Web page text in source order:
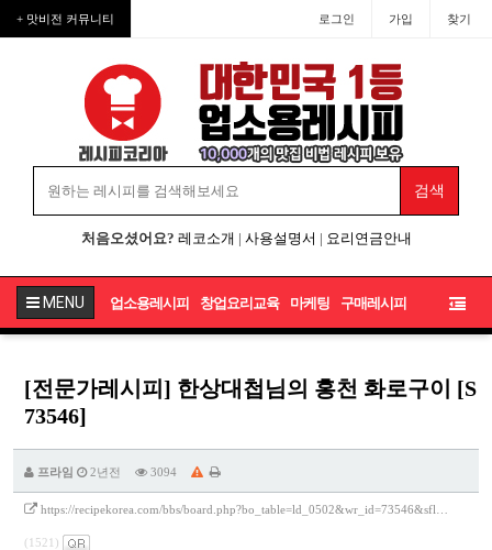
+ 맛비전 커뮤니티 로그인 가입 찾기
처음오셨어요? 레코소개 | 사용설명서 | 요리연금안내
MENU 업소용레시피 창업요리교육 마케팅 구매레시피
[전문가레시피] 한상대첩님의 홍천 화로구이 [S
73546]
프라임 2년전 3094
https://recipekorea.com/bbs/board.php?bo_table=ld_0502&wr_id=73546&sfl…
(1521)